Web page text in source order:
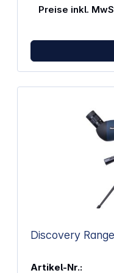
Naturbeobachtung Schräger Einblick Volle
340°
Preise inkl.
Discovery
Artikel-Nr.: